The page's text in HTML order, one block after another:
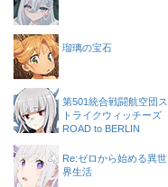
瑠璃の宝石
第501統合戦闘航空団ス
トライクウィッチーズ
ROAD to BERLIN
Re:ゼロから始める異世
界生活